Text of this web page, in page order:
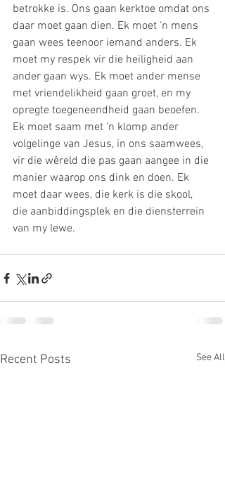
betrokke is. Ons gaan kerktoe omdat ons
daar moet gaan dien. Ek moet ‘n mens
gaan wees teenoor iemand anders. Ek
moet my respek vir die heiligheid aan
ander gaan wys. Ek moet ander mense
met vriendelikheid gaan groet, en my
opregte toegeneendheid gaan beoefen.
Ek moet saam met ‘n klomp ander
volgelinge van Jesus, in ons saamwees,
vir die wêreld die pas gaan aangee in die
manier waarop ons dink en doen. Ek
moet daar wees, die kerk is die skool,
die aanbiddingsplek en die diensterrein
van my lewe.
Recent Posts See All